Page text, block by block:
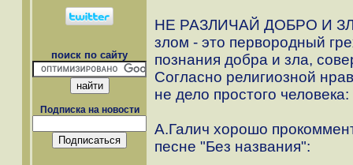
поиск по сайту
Подписка на новости
НЕ РАЗЛИЧАЙ ДОБРО И
злом - это первородный
познания добра и зла,
Согласно религиозной
не дело простого
А.Галич хорошо
песне "Без названия":